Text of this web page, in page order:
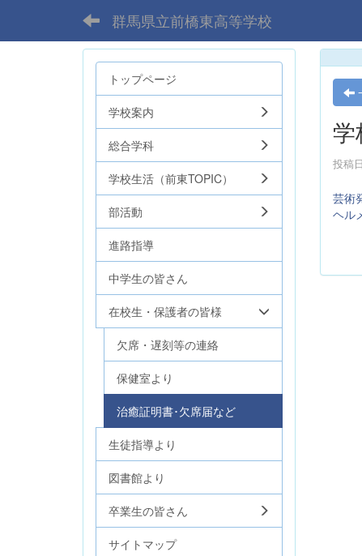
群馬県立前橋東高等学校
学
投稿
芸術
ヘル
トップページ
学校案内
総合学科
学校生活（前東TOPIC）
部活動
進路指導
中学生の皆さん
在校生・保護者の皆様
欠席・遅刻等の連絡
保健室より
治癒証明書･欠席届など
生徒指導より
図書館より
卒業生の皆さん
サイトマップ